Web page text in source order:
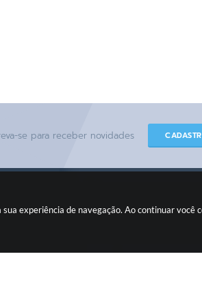
experiência de navegação. Ao continuar você
se para receber novidades